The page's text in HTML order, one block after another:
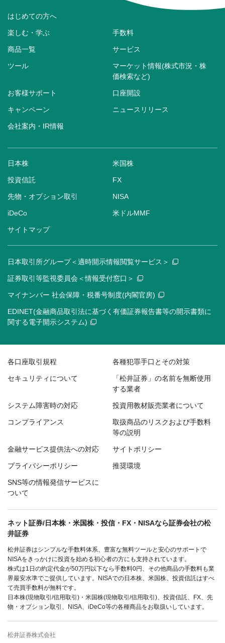
はじめての方へ
楽しむ・学ぶ 手数料
商品一覧 サービス
ツール
マーケット情報(株式市況・株
価検索など)
お客様サポート 口座開設
キャンペーン ニュースリリース
会社案内・IR情報
日本株 米国株
投資信託 FX
先物・オプション取引 NISA
iDeCo 米ドルMMF
サイトマップ
日本取引所グループ＜適時開示情報閲覧サービス＞
証券取引等監視委員会＜情報受付窓口＞
マイナンバー 社会保障・税番号制度(内閣官房)
EDINET(金融商品取引法に基づく有価証券報告書等の開示書類に
関する電子開示システム)
各口座取引規程 各種犯罪手口とその対策
セキュリティについて
「松井証券」の名前を無断使用
する業者
システム障害時の対応 投資用教材販売業者について
コンプライアンス
取扱商品のリスクおよび手数料
等の説明
金融サービス提供法への対応 サイトポリシー
プライバシーポリシー 推奨環境
SNS等の情報発信サービスに
ついて
ネット証券/日本株・米国株・投信・FX・NISAなら証券会社の松
井証券
松井証券はシンプルな手数料体系、豊富な無料ツールと安心のサポートで
NISAをきっかけに投資を始める初心者の方にも支持されています。
株式は1日の約定代金が50万円以下なら手数料0円、その他商品の手数料も業
界最安水準でご提供しています。NISAでの日本株、米国株、投資信託はすべ
て売買手数料が無料です。
日本株(現物取引/信用取引)・米国株(現物取引/信用取引)、投資信託、FX、先
物・オプション取引、NISA、iDeCo等の各種商品をお取扱いしています。
松井証券株式会社